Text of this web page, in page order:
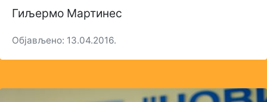
Гиљермо Мартинес
Објављено: 13.04.2016.